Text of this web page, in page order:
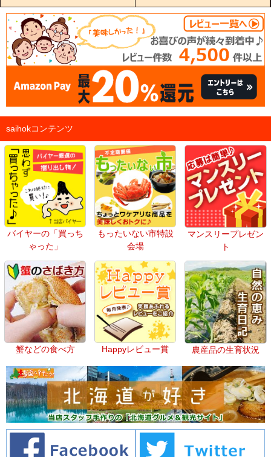
saihokコンテンツ
バイヤーの「買っち
ゃった」
もったいない市特設
会場
マンスリープレゼン
ト
蟹などの食べ方 Happyレビュー賞 農産品の生育状況